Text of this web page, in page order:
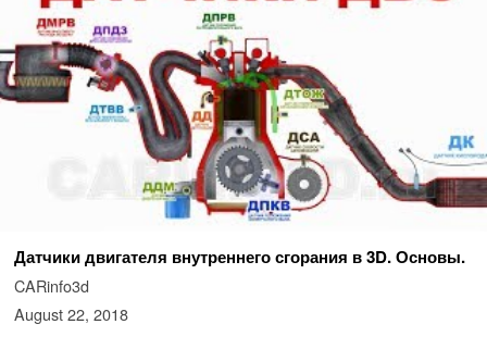
Датчики двигателя внутреннего сгорания в 3D. Основы.
CARinfo3d
August 22, 2018